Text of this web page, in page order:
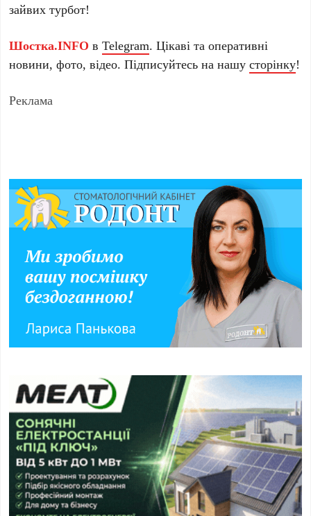
зайвих турбот!
Шостка.INFO вTelegram. Цікаві та оперативні
новини, фото, відео. Підписуйтесь на нашусторінку!
Реклама